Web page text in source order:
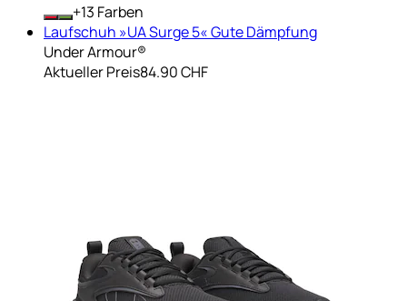
+
Farben
Laufschuh »UA Surge 5« Gute Dämpfung
Under Armour®
Aktueller Preis84.90 CHF